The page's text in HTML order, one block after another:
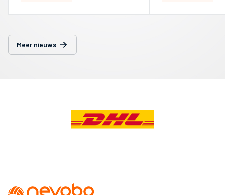
Meer nieuws